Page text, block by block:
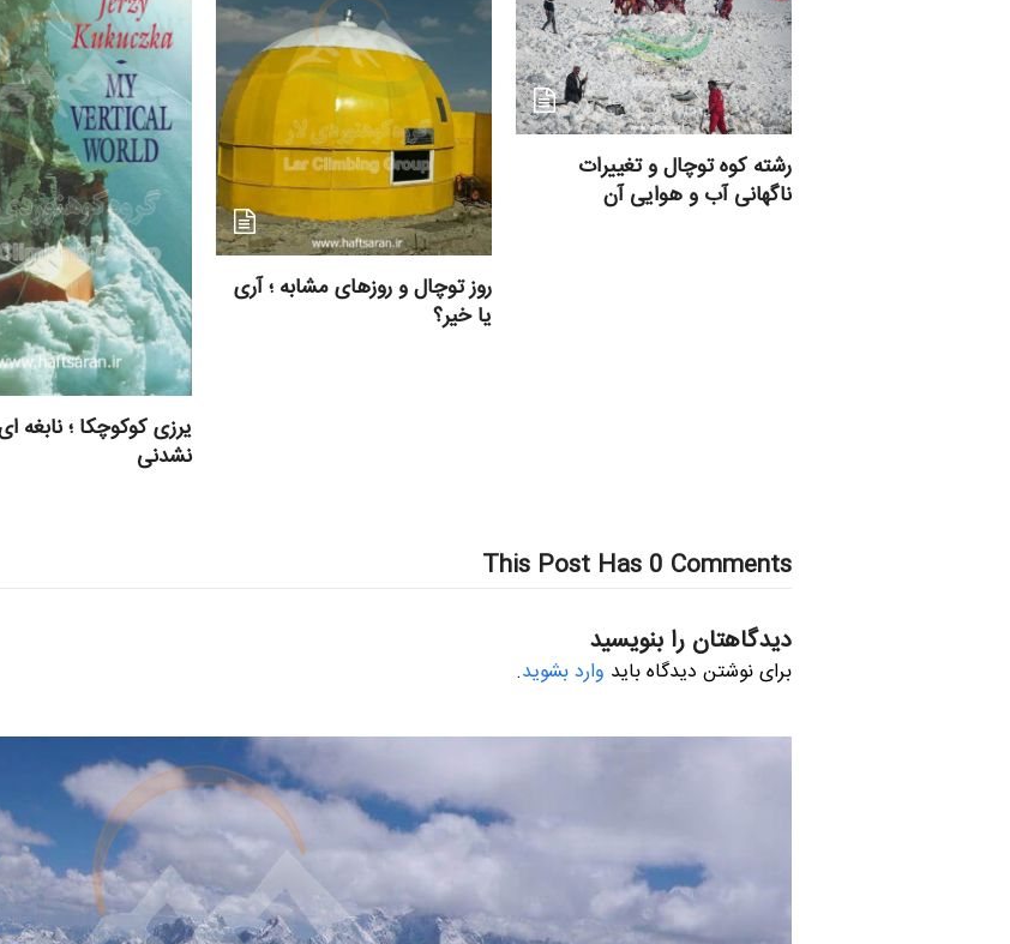
رشته کوه توچال و تغییرات
ناگهانی آب و هوایی آن
روز توچال و روزهای مشابه ؛ آری
یا خیر؟
یرزی کوکوچکا ؛ نابغه
نشدنی
This Post Has 0 Comments
دیدگاهتان را بنویسید
برای نوشتن دیدگاه باید وارد بشوید.